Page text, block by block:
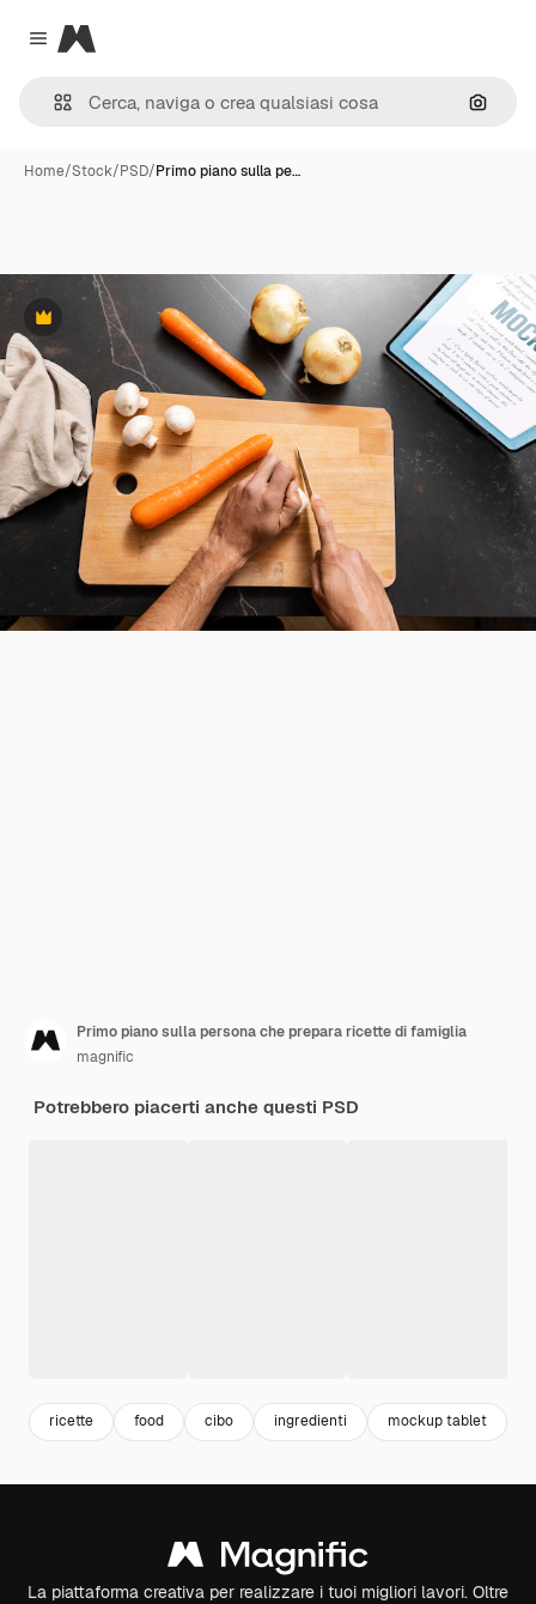
Close menu
Magnific
Cerca
Home/Stock/PSD/Primo piano sulla pe…
Premium
Primo piano sulla persona che prepara ricette di famiglia
magnific
Potrebbero piacerti anche questi PSD
ricette food cibo ingredienti mockup tablet
La piattaforma creativa per realizzare i tuoi migliori lavori. Oltre